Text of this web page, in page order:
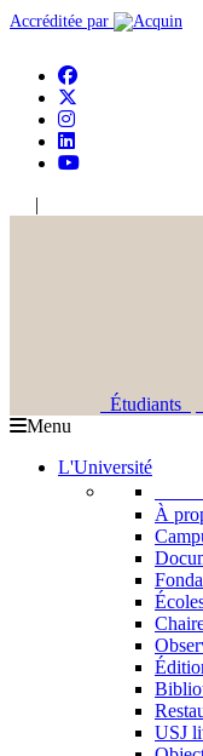
Accréditée par
|
Étudiants
Menu
L'Université
À
USJ